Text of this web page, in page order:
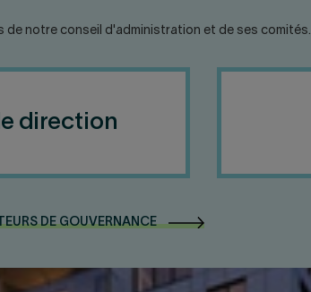
notre conseil d'administration et de ses comités.
direction
DE GOUVERNANCE